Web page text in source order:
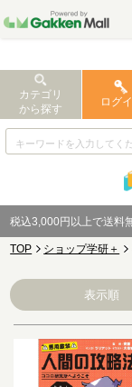
カテゴリ
から探す
ログ
税込3,000円以上で送料
TOP ショップ学研＋
表示順